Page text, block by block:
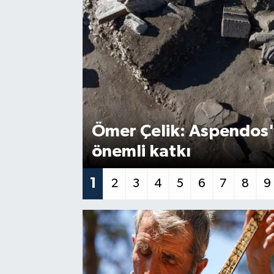
Ömer Çelik:
önemli katkı
1 2 3 4 5 6 7 8 9